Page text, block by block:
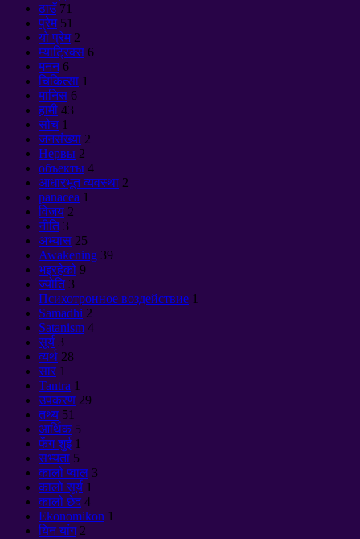
ठाउँ 71
प्रेम 51
यो प्रेम 2
म्याट्रिक्स 6
मनन 6
चिकित्सा 1
मानिस 6
हामी 43
सोच 1
जनसंख्या 2
Нервы 2
объекты 4
आधारभूत व्यवस्था 2
panacea 1
विजय 2
नीति 3
अभ्यास 25
Awakening 39
भइरहेको 9
ज्योति 3
Психотронное воздействие 1
Samadhi 2
Satanism 4
सूर्य 3
व्यर्थ 28
सार 1
Tantra 1
उपकरण 29
तथ्य 51
आर्थिक 5
फेंग शुई 1
सभ्यता 5
कालो प्वाल 3
कालो सूर्य 1
कालो छेद 4
Ekonomikon 1
यिन यांग 2